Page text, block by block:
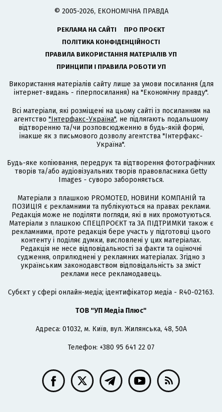
© 2005-2026, ЕКОНОМІЧНА ПРАВДА
РЕКЛАМА НА САЙТІ
ПРО ПРОЄКТ
ПОЛІТИКА КОНФІДЕНЦІЙНОСТІ
ПРАВИЛА ВИКОРИСТАННЯ МАТЕРІАЛІВ УП
ПРИНЦИПИ І ПРАВИЛА РОБОТИ УП
Використання матеріалів сайту лише за умови посилання (для
інтернет-видань - гіперпосилання) на "Економічну правду".
Всі матеріали, які розміщені на цьому сайті із посиланням на
агентство "Інтерфакс-Україна", не підлягають подальшому
відтворенню та/чи розповсюдженню в будь-якій формі,
інакше як з письмового дозволу агентства "Інтерфакс-
Україна".
Будь-яке копіювання, передрук та відтворення фотографічних
творів та/або аудіовізуальних творів правовласника Getty
Images - суворо забороняється.
Матеріали з плашкою PROMOTED, НОВИНИ КОМПАНІЙ та
ПОЗИЦІЯ є рекламними та публікуються на правах реклами.
Редакція може не поділяти погляди, які в них промотуються.
Матеріали з плашкою СПЕЦПРОЄКТ та ЗА ПІДТРИМКИ також є
рекламними, проте редакція бере участь у підготовці цього
контенту і поділяє думки, висловлені у цих матеріалах.
Редакція не несе відповідальності за факти та оціночні
судження, оприлюднені у рекламних матеріалах. Згідно з
українським законодавством відповідальність за зміст
реклами несе рекламодавець.
Cубєкт у сфері онлайн-медіа; ідентифікатор медіа - R40-02163.
ТОВ "УП Медіа Плюс"
Адреса: 01032, м. Київ, вул. Жилянська, 48, 50А
Телефон: +380 95 641 22 07